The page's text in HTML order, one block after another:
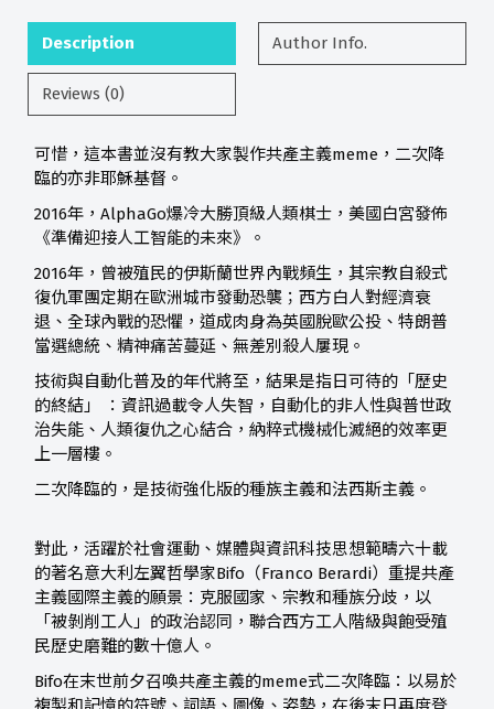
Description Author Info.
Reviews (0)
可惜，這本書並沒有教大家製作共產主義meme，二次降
臨的亦非耶穌基督。
2016年，AlphaGo爆冷大勝頂級人類棋士，美國白宮發佈
《準備迎接人工智能的未來》。
2016年，曾被殖民的伊斯蘭世界內戰頻生，其宗教自殺式
復仇軍團定期在歐洲城市發動恐襲；西方白人對經濟衰
退、全球內戰的恐懼，道成肉身為英國脫歐公投、特朗普
當選總統、精神痛苦蔓延、無差別殺人屢現。
技術與自動化普及的年代將至，結果是指日可待的「歷史
的終結」 ：資訊過載令人失智，自動化的非人性與普世政
治失能、人類復仇之心結合，納粹式機械化滅絕的效率更
上一層樓。
二次降臨的，是技術強化版的種族主義和法西斯主義。
對此，活躍於社會運動、媒體與資訊科技思想範疇六十載
的著名意大利左翼哲學家Bifo（Franco Berardi）重提共產
主義國際主義的願景：克服國家、宗教和種族分歧，以
「被剝削工人」的政治認同，聯合西方工人階級與飽受殖
民歷史磨難的數十億人。
Bifo在末世前夕召喚共產主義的meme式二次降臨：以易於